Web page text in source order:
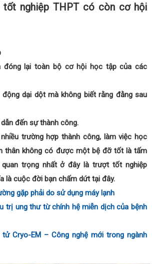
tốt nghiệp THPT có còn cơ hội
đóng lại toàn bộ cơ hội học tập của các
dại dột mà không biết rằng đằng sau
đến sự thành công.
trường hợp thành công, làm việc học
thân không có được một bệ đỡ tốt là tấm
trọng nhất ở đây là trượt tốt nghiệp
là cuộc đời bạn chấm dứt tại đây.
gặp phải do sử dụng máy lạnh
trị ung thư từ chính hệ miễn dịch của bệnh
tử Cryo-EM – Công nghệ mới trong ngành